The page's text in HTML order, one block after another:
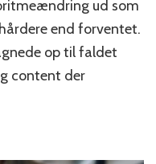
algoritmen
ændres
–
sådan
ud som
end forventet.
op til faldet
content der